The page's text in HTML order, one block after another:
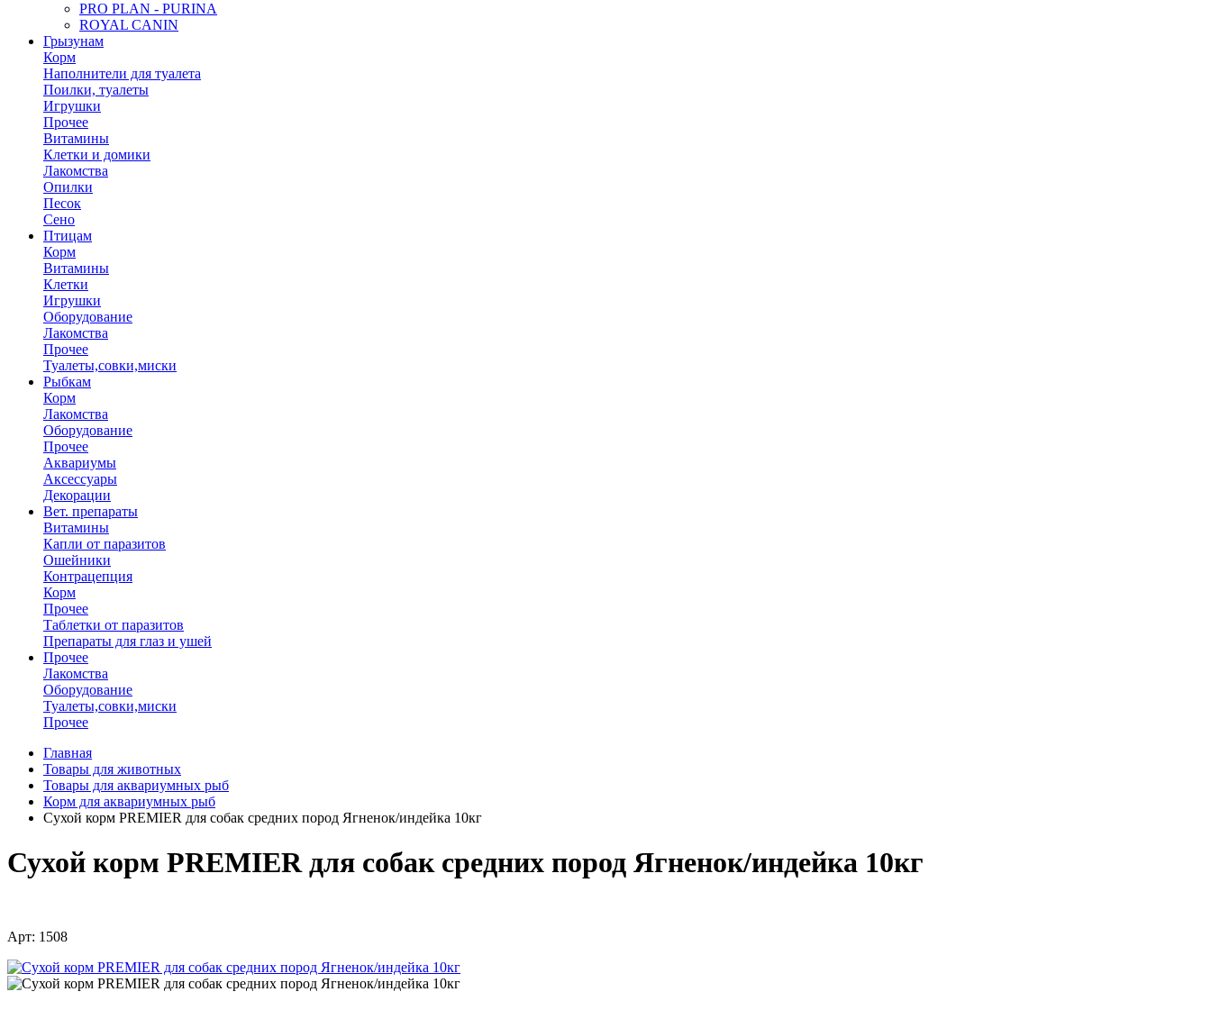
PRO PLAN - PURINA
ROYAL CANIN
Грызунам
Корм
Наполнители для туалета
Поилки, туалеты
Игрушки
Прочее
Витамины
Клетки и домики
Лакомства
Опилки
Песок
Сено
Птицам
Корм
Витамины
Клетки
Игрушки
Оборудование
Лакомства
Прочее
Туалеты,совки,миски
Рыбкам
Корм
Лакомства
Оборудование
Прочее
Аквариумы
Аксессуары
Декорации
Вет. препараты
Витамины
Капли от паразитов
Ошейники
Контрацепция
Корм
Прочее
Таблетки от паразитов
Препараты для глаз и ушей
Прочее
Лакомства
Оборудование
Туалеты,совки,миски
Прочее
Главная
Товары для животных
Товары для аквариумных рыб
Корм для аквариумных рыб
Сухой корм PREMIER для собак средних пород Ягненок/индейка 10кг
Сухой корм PREMIER для собак средних пород Ягненок/индейка 10кг
Арт: 1508